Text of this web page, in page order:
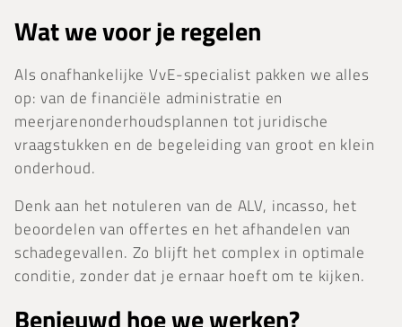
Wat we voor je regelen
Als onafhankelijke VvE-specialist pakken we alles
op: van de financiële administratie en
meerjarenonderhoudsplannen tot juridische
vraagstukken en de begeleiding van groot en klein
onderhoud.
Denk aan het notuleren van de ALV, incasso, het
beoordelen van offertes en het afhandelen van
schadegevallen. Zo blijft het complex in optimale
conditie, zonder dat je ernaar hoeft om te kijken.